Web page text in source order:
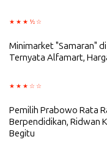
Minimarket "Samaran"
Ternyata Alfamart,
Pemilih Prabowo Rata
Berpendidikan, Ridwan
Begitu